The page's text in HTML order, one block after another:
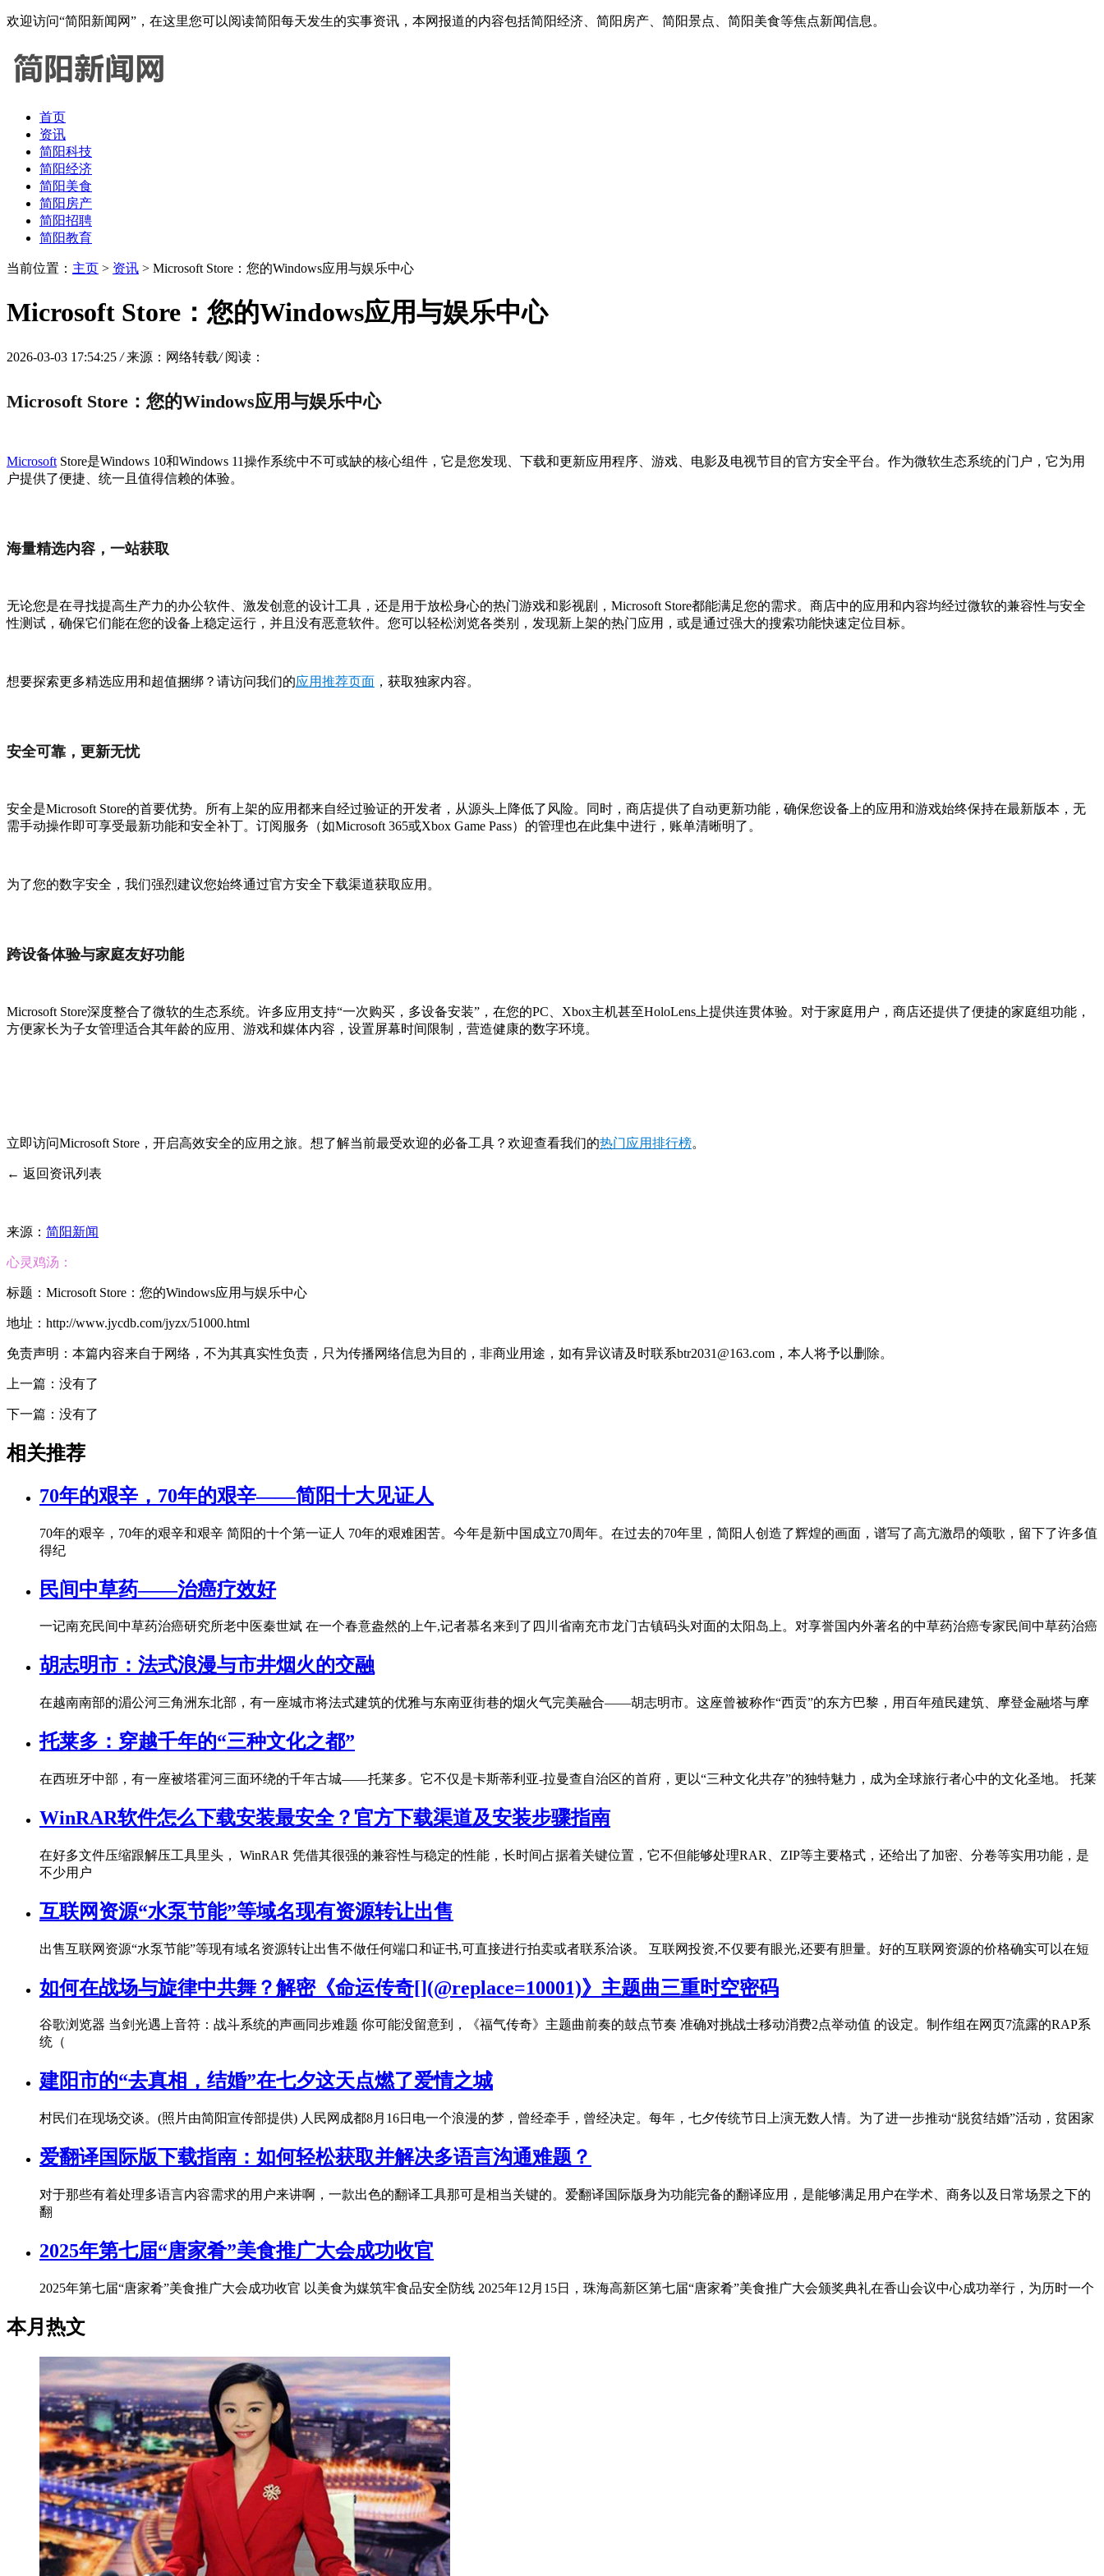
欢迎访问“简阳新闻网”，在这里您可以阅读简阳每天发生的实事资讯，本网报道的内容包括简阳经济、简阳房产、简阳景点、简阳美食等焦点新闻信息。
首页
资讯
简阳科技
简阳经济
简阳美食
简阳房产
简阳招聘
简阳教育
当前位置： 主页 > 资讯 > Microsoft Store：您的Windows应用与娱乐中心
Microsoft Store：您的Windows应用与娱乐中心
2026-03-03 17:54:25 / 来源：网络转载/ 阅读：
Microsoft Store：您的Windows应用与娱乐中心
Microsoft Store是Windows 10和Windows 11操作系统中不可或缺的核心组件，它是您发现、下载和更新应用程序、游戏、电影及电视节目的官方安全平台。作为微软生态系统的门户，它为用
户提供了便捷、统一且值得信赖的体验。
海量精选内容，一站获取
无论您是在寻找提高生产力的办公软件、激发创意的设计工具，还是用于放松身心的热门游戏和影视剧，Microsoft Store都能满足您的需求。商店中的应用和内容均经过微软的兼容性与安全
性测试，确保它们能在您的设备上稳定运行，并且没有恶意软件。您可以轻松浏览各类别，发现新上架的热门应用，或是通过强大的搜索功能快速定位目标。
想要探索更多精选应用和超值捆绑？请访问我们的应用推荐页面 ，获取独家内容。
安全可靠，更新无忧
安全是Microsoft Store的首要优势。所有上架的应用都来自经过验证的开发者，从源头上降低了风险。同时，商店提供了自动更新功能，确保您设备上的应用和游戏始终保持在最新版本，无
需手动操作即可享受最新功能和安全补丁。订阅服务（如Microsoft 365或Xbox Game Pass）的管理也在此集中进行，账单清晰明了。
为了您的数字安全，我们强烈建议您始终通过官方安全下载渠道获取应用。
跨设备体验与家庭友好功能
Microsoft Store深度整合了微软的生态系统。许多应用支持“一次购买，多设备安装”，在您的PC、Xbox主机甚至HoloLens上提供连贯体验。对于家庭用户，商店还提供了便捷的家庭组功能，
方便家长为子女管理适合其年龄的应用、游戏和媒体内容，设置屏幕时间限制，营造健康的数字环境。
立即访问Microsoft Store，开启高效安全的应用之旅。想了解当前最受欢迎的必备工具？欢迎查看我们的热门应用排行榜。
← 返回资讯列表
来源： 简阳新闻
心灵鸡汤：
标题：Microsoft Store：您的Windows应用与娱乐中心
地址：http://www.jycdb.com/jyzx/51000.html
免责声明：本篇内容来自于网络，不为其真实性负责，只为传播网络信息为目的，非商业用途，如有异议请及时联系btr2031@163.com，本人将予以删除。
上一篇：没有了
下一篇：没有了
相关推荐
70年的艰辛，70年的艰辛——简阳十大见证人
70年的艰辛，70年的艰辛和艰辛 简阳的十个第一证人 70年的艰难困苦。今年是新中国成立70周年。在过去的70年里，简阳人创造了辉煌的画面，谱写了高亢激昂的颂歌，留下了许多值
得纪
民间中草药——治癌疗效好
一记南充民间中草药治癌研究所老中医秦世斌 在一个春意盎然的上午,记者慕名来到了四川省南充市龙门古镇码头对面的太阳岛上。对享誉国内外著名的中草药治癌专家民间中草药治癌
胡志明市：法式浪漫与市井烟火的交融
在越南南部的湄公河三角洲东北部，有一座城市将法式建筑的优雅与东南亚街巷的烟火气完美融合——胡志明市。这座曾被称作“西贡”的东方巴黎，用百年殖民建筑、摩登金融塔与摩
托莱多：穿越千年的“三种文化之都”
在西班牙中部，有一座被塔霍河三面环绕的千年古城——托莱多。它不仅是卡斯蒂利亚-拉曼查自治区的首府，更以“三种文化共存”的独特魅力，成为全球旅行者心中的文化圣地。 托莱
WinRAR软件怎么下载安装最安全？官方下载渠道及安装步骤指南
在好多文件压缩跟解压工具里头， WinRAR 凭借其很强的兼容性与稳定的性能，长时间占据着关键位置，它不但能够处理RAR、ZIP等主要格式，还给出了加密、分卷等实用功能，是
不少用户
互联网资源“水泵节能”等域名现有资源转让出售
出售互联网资源“水泵节能”等现有域名资源转让出售不做任何端口和证书,可直接进行拍卖或者联系洽谈。 互联网投资,不仅要有眼光,还要有胆量。好的互联网资源的价格确实可以在短
如何在战场与旋律中共舞？解密《命运传奇[](@replace=10001)》主题曲三重时空密码
谷歌浏览器 当剑光遇上音符：战斗系统的声画同步难题 你可能没留意到，《福气传奇》主题曲前奏的鼓点节奏 准确对挑战士移动消费2点举动值 的设定。制作组在网页7流露的RAP系
统（
建阳市的“去真相，结婚”在七夕这天点燃了爱情之城
村民们在现场交谈。(照片由简阳宣传部提供) 人民网成都8月16日电一个浪漫的梦，曾经牵手，曾经决定。每年，七夕传统节日上演无数人情。为了进一步推动“脱贫结婚”活动，贫困家
爱翻译国际版下载指南：如何轻松获取并解决多语言沟通难题？
对于那些有着处理多语言内容需求的用户来讲啊，一款出色的翻译工具那可是相当关键的。爱翻译国际版身为功能完备的翻译应用，是能够满足用户在学术、商务以及日常场景之下的
翻
2025年第七届“唐家肴”美食推广大会成功收官
2025年第七届“唐家肴”美食推广大会成功收官 以美食为媒筑牢食品安全防线 2025年12月15日，珠海高新区第七届“唐家肴”美食推广大会颁奖典礼在香山会议中心成功举行，为历时一个
本月热文